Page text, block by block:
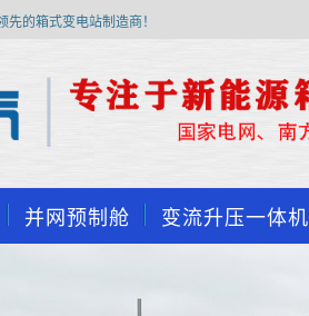
的箱式变电站制造商！
并网预制舱 变流升压一体机